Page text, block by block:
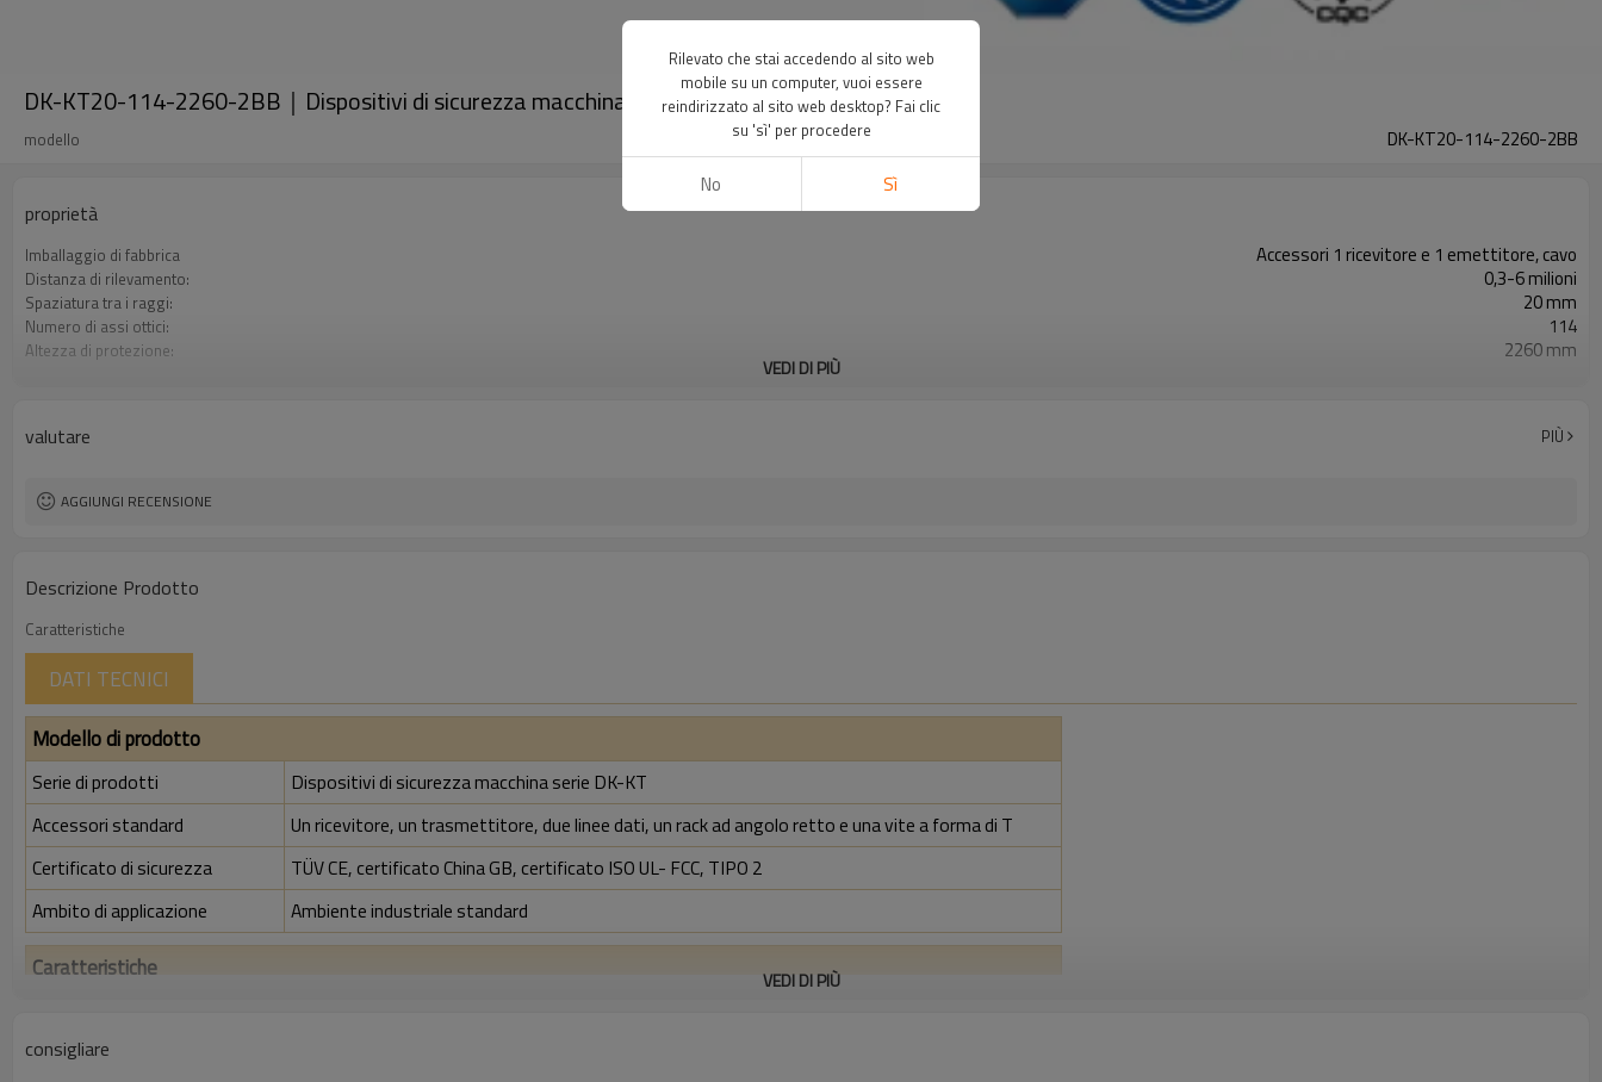
DK-KT20-114-2260-2BB｜Dispositivi di sicurezza macchina｜DADISICK
modello DK-KT20-114-2260-2BB
proprietà
Imballaggio di fabbrica Accessori 1 ricevitore e 1 emettitore, cavo
Distanza di rilevamento: 0,3-6 milioni
Spaziatura tra i raggi: 20 mm
Numero di assi ottici: 114
Altezza di protezione: 2260 mm
TUV, UL, CE, RoSH, GB
VEDI DI PIÙ
valutare PIÙ
AGGIUNGI RECENSIONE
Descrizione Prodotto
Caratteristiche
DATI TECNICI
Modello di prodotto
Serie di prodotti
Dispositivi di sicurezza macchina serie DK-KT
Accessori standard
Un ricevitore, un trasmettitore, due linee dati, un rack ad angolo retto e una vite a forma di T
Certificato di sicurezza
TÜV CE, certificato China GB, certificato ISO UL- FCC, TIPO 2
Ambito di applicazione
Ambiente industriale standard
Caratteristiche
Rileva la precisione
VEDI DI PIÙ
consigliare
Rilevato che stai accedendo al sito web
mobile su un computer, vuoi essere
reindirizzato al sito web desktop? Fai clic
su 'sì' per procedere
No Sì